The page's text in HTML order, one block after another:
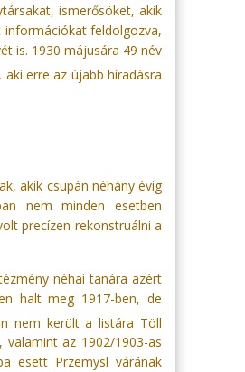
ismerősöket, akik
feldolgozva,
is. 1930 májusára 49 név
aki erre az újabb híradásra
akik csupán néhány évig
nem minden esetben
precízen rekonstruálni a
néhai tanára azért
halt meg 1917-ben, de
nem került a listára Töll
az 1902/1903-as
esett Przemysl várának